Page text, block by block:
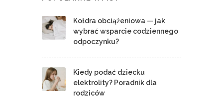
Kołdra obciążeniowa — jak
wybrać wsparcie codziennego
odpoczynku?
Kiedy podać dziecku
elektrolity? Poradnik dla
rodziców